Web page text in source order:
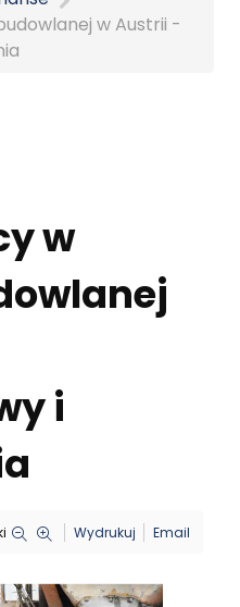
w Austrii -
w
i
Wydrukuj Email